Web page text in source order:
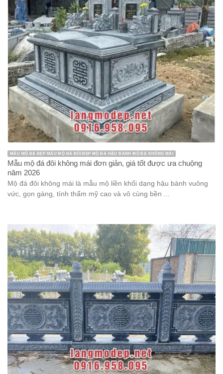
MẪU MỘ ĐÁ ĐẸP MẪU MỘ ĐÁ ĐÔI ĐẸP MỘ ĐÁ HẬU BÀNH MỘ ĐÁ KHÔNG MÁI
Mẫu mộ đá đôi không mái đơn giản, giá tốt được ưa chuộng
năm 2026
Mộ đá đôi không mái là mẫu mộ liền khối dạng hậu bành vuông
vức, gọn gàng, tính thẩm mỹ cao và vô cùng bền ...